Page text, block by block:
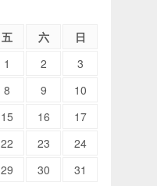
五 六
日
1
2
3
8 9
10
15 16
17
22 23
24
29 30
31